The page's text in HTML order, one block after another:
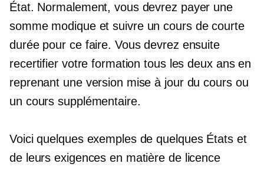
État. Normalement, vous devrez payer une
somme modique et suivre un cours de courte
durée pour ce faire. Vous devrez ensuite
recertifier votre formation tous les deux ans en
reprenant une version mise à jour du cours ou
un cours supplémentaire.
Voici quelques exemples de quelques États et
de leurs exigences en matière de licence